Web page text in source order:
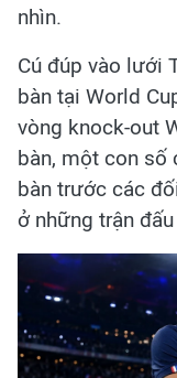
nhìn.
Cú đúp vào lưới
bàn tại World
vòng knock-out
bàn, một con số
bàn trước các
ở những trận